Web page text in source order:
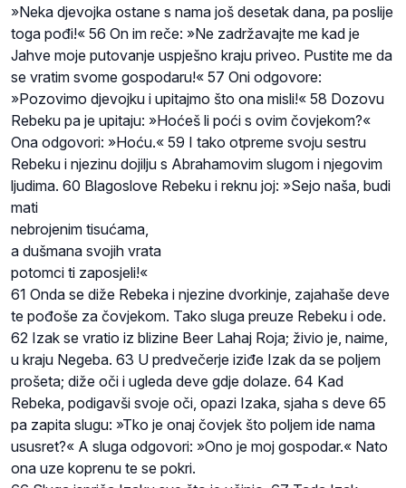
»Neka djevojka ostane s nama još desetak dana, pa poslije
toga pođi!« 56 On im reče: »Ne zadržavajte me kad je
Jahve moje putovanje uspješno kraju priveo. Pustite me da
se vratim svome gospodaru!« 57 Oni odgovore:
»Pozovimo djevojku i upitajmo što ona misli!« 58 Dozovu
Rebeku pa je upitaju: »Hoćeš li poći s ovim čovjekom?«
Ona odgovori: »Hoću.« 59 I tako otpreme svoju sestru
Rebeku i njezinu dojilju s Abrahamovim slugom i njegovim
ljudima. 60 Blagoslove Rebeku i reknu joj: »Sejo naša, budi
mati
nebrojenim tisućama,
a dušmana svojih vrata
potomci ti zaposjeli!«
61 Onda se diže Rebeka i njezine dvorkinje, zajahaše deve
te pođoše za čovjekom. Tako sluga preuze Rebeku i ode.
62 Izak se vratio iz blizine Beer Lahaj Roja; živio je, naime,
u kraju Negeba. 63 U predvečerje iziđe Izak da se poljem
prošeta; diže oči i ugleda deve gdje dolaze. 64 Kad
Rebeka, podigavši svoje oči, opazi Izaka, sjaha s deve 65
pa zapita slugu: »Tko je onaj čovjek što poljem ide nama
ususret?« A sluga odgovori: »Ono je moj gospodar.« Nato
ona uze koprenu te se pokri.